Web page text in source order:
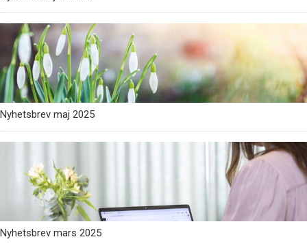
Nyhetsbrev maj 2025
Nyhetsbrev mars 2025